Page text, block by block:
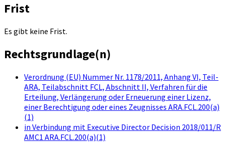
Frist
Es gibt keine Frist.
Rechtsgrundlage(n)
Verordnung (EU) Nummer Nr. 1178/2011, Anhang VI, Teil-
ARA, Teilabschnitt FCL, Abschnitt II, Verfahren für die
Erteilung, Verlängerung oder Erneuerung einer Lizenz,
einer Berechtigung oder eines Zeugnisses ARA.FCL.200(a)
(1)
in Verbindung mit Executive Director Decision 2018/011/R
AMC1 ARA.FCL.200(a)(1)